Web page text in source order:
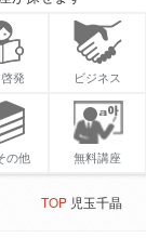
発 ビジネス
の他 無料講座
TOP児玉千晶